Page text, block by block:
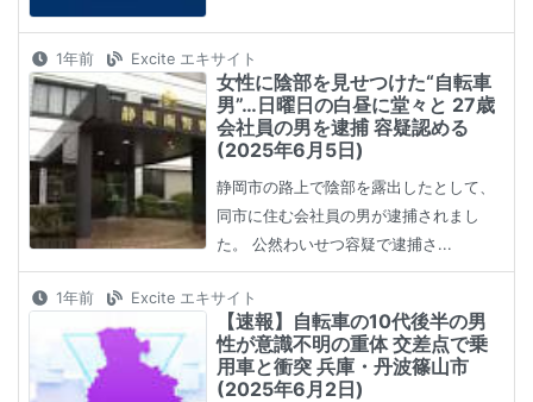
1年前 Excite エキサイト
女性に陰部を見せつけた“自転車
男”…日曜日の白昼に堂々と 27歳
会社員の男を逮捕 容疑認める
(2025年6月5日)
静岡市の路上で陰部を露出したとして、
同市に住む会社員の男が逮捕されまし
た。 公然わいせつ容疑で逮捕さ...
1年前 Excite エキサイト
【速報】自転車の10代後半の男
性が意識不明の重体 交差点で乗
用車と衝突 兵庫・丹波篠山市
(2025年6月2日)